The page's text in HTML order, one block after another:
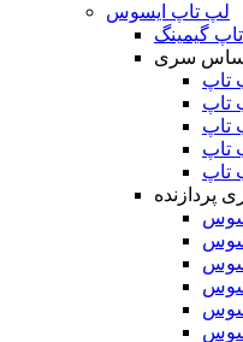
لپ تاپ ایسوس
سری
پردازنده